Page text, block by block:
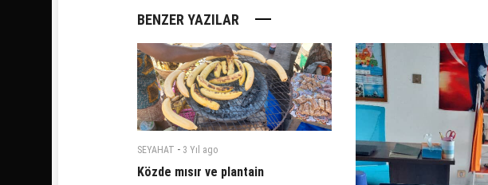
BENZER YAZILAR
SEYAHAT - 3 Yıl ago
Közde mısır ve plantain